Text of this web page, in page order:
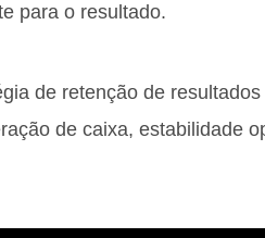
para o resultado.
de retenção de resultados
de caixa, estabilidade